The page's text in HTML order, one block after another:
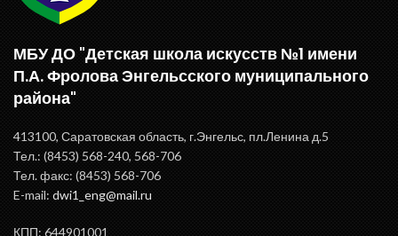
МБУ ДО "Детская школа искусств №1 имени
П.А. Фролова Энгельсского муниципального
района"
413100, Саратовская область, г.Энгельс, пл.Ленина д.5
Тел.: (8453) 568-240, 568-706
Тел. факс: (8453) 568-706
E-mail: dwi1_eng@mail.ru
КПП: 644901001